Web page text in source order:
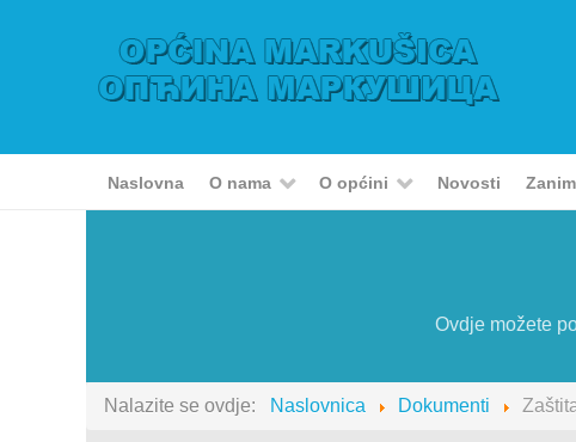
Naslovna O nama O općini Novosti
Ovdje možete
Nalazite se ovdje: Naslovnica Dokumenti